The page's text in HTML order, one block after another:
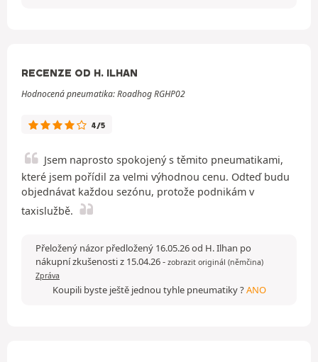
RECENZE OD H. ILHAN
Hodnocená pneumatika: Roadhog RGHP02
4/5
Jsem naprosto spokojený s těmito pneumatikami,
které jsem pořídil za velmi výhodnou cenu. Odteď budu
objednávat každou sezónu, protože podnikám v
taxislužbě.
Přeložený názor předložený 16.05.26 od H. Ilhan po
nákupní zkušenosti z 15.04.26- zobrazit originál (němčina)
Zpráva
Koupili byste ještě jednou tyhle pneumatiky ?ANO